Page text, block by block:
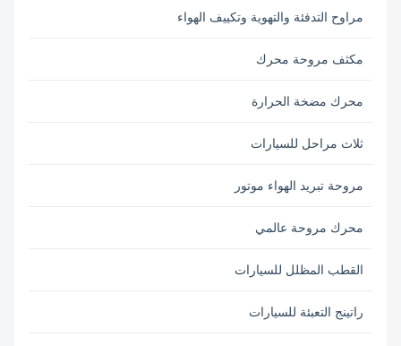
مراوح التدفئة والتهوية وتكييف الهواء
مكثف مروحة محرك
محرك مضخة الحرارة
ثلاث مراحل للسيارات
مروحة تبريد الهواء موتور
محرك مروحة عالمي
القطب المظلل للسيارات
راتينج التعبئة للسيارات